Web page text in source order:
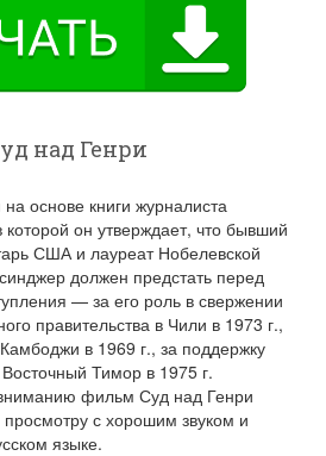
над Генри
основе книги журналиста
он утверждает, что бывший
США и лауреат Нобелевской
должен предстать перед
— за его роль в свержении
правительства в Чили в 1973 г.,
в 1969 г., за поддержку
Тимор в 1975 г.
фильм Суд над Генри
с хорошим звуком и
языке.